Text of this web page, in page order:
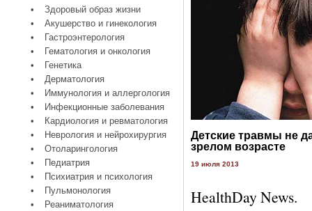
•
Здоровый образ жизни
•
Акушерство и гинекология
•
Гастроэнтерология
•
Гематология и онкология
•
Генетика
•
Дерматология
•
Иммунология и аллергология
•
Инфекционные заболевания
•
Кардиология и ревматология
•
Неврология и нейрохирургия
•
Отоларингология
•
Педиатрия
•
Психиатрия и психология
•
Пульмонология
•
Реаниматология
Детские травмы не
зрелом возрасте
19 июля 2013
HealthDay News.